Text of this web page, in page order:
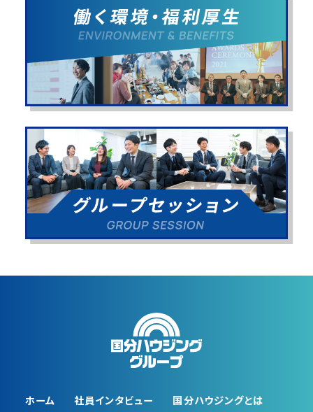
ホーム 社員インタビュー 国分ハウジングとは